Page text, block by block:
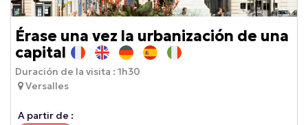
Érase una vez la urbanización de una
capital
Versalles
A partir de :
Duración de la visita : 1h30